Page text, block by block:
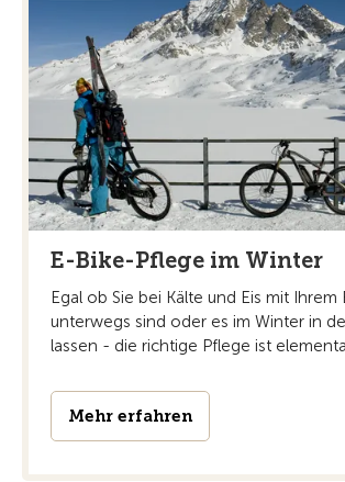
E-Bike-Pflege im Winter
Egal ob Sie bei Kälte und Eis mit Ihrem
unterwegs sind oder es im Winter in
lassen - die richtige Pflege ist
Mehr erfahren